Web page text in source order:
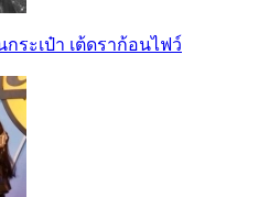
ระเป๋า เต้ดราก้อนไฟว์